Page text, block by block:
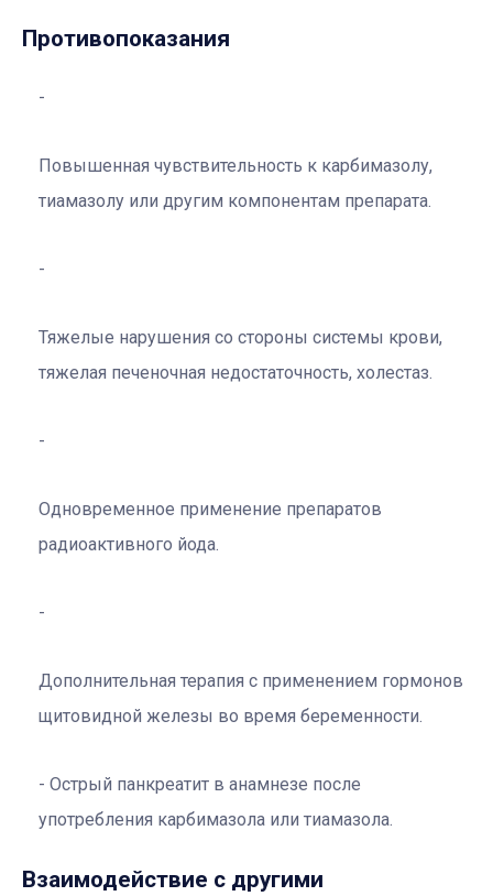
Противопоказания
Повышенная чувствительность к карбимазолу,
тиамазолу или другим компонентам препарата.
Тяжелые нарушения со стороны системы крови,
тяжелая печеночная недостаточность, холестаз.
Одновременное применение препаратов
радиоактивного йода.
Дополнительная терапия с применением гормонов
щитовидной железы во время беременности.
Острый панкреатит в анамнезе после
употребления карбимазола или тиамазола.
Взаимодействие с другими